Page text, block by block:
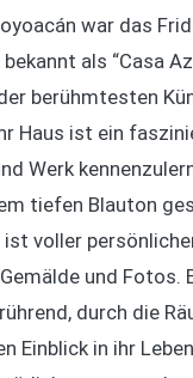
war das
als “Casa
berühmtesten
Haus ist ein
Werk
tiefen Blauton
ist voller
und Fotos.
durch die
Einblick in ihr